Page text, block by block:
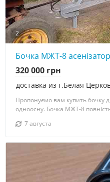
2
Бочка МЖТ-8
доставка из г.Белая
320 000 грн
Пропонуємо вам купить бочку
одноосну. Бочка МЖТ-8
7 августа